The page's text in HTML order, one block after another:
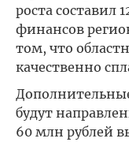
роста составил
финансов
том, что
качественно
будут
60 млн рублей